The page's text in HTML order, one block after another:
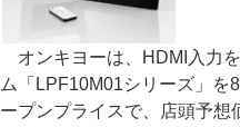
オンキヨーは、HDMI入力
ム「LPF10M01シリーズ」を
ープンプライスで、店頭予想